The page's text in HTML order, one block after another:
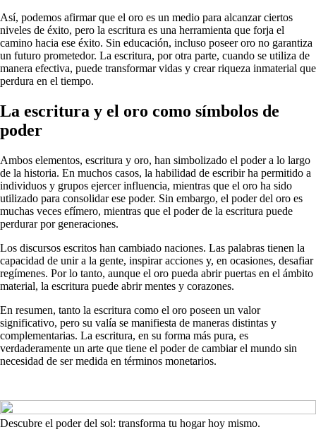
Así, podemos afirmar que el oro es un medio para alcanzar ciertos
niveles de éxito, pero la escritura es una herramienta que forja el
camino hacia ese éxito. Sin educación, incluso poseer oro no garantiza
un futuro prometedor. La escritura, por otra parte, cuando se utiliza de
manera efectiva, puede transformar vidas y crear riqueza inmaterial que
perdura en el tiempo.
La escritura y el oro como símbolos de
poder
Ambos elementos, escritura y oro, han simbolizado el poder a lo largo
de la historia. En muchos casos, la habilidad de escribir ha permitido a
individuos y grupos ejercer influencia, mientras que el oro ha sido
utilizado para consolidar ese poder. Sin embargo, el poder del oro es
muchas veces efímero, mientras que el poder de la escritura puede
perdurar por generaciones.
Los discursos escritos han cambiado naciones. Las palabras tienen la
capacidad de unir a la gente, inspirar acciones y, en ocasiones, desafiar
regímenes. Por lo tanto, aunque el oro pueda abrir puertas en el ámbito
material, la escritura puede abrir mentes y corazones.
En resumen, tanto la escritura como el oro poseen un valor
significativo, pero su valía se manifiesta de maneras distintas y
complementarias. La escritura, en su forma más pura, es
verdaderamente un arte que tiene el poder de cambiar el mundo sin
necesidad de ser medida en términos monetarios.
Descubre el poder del sol: transforma tu hogar hoy mismo.